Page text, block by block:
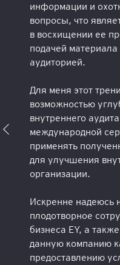
информации и
вопросы, что
в восхищении ее
подачей
аудиторией.
Для меня этот
возможностью
внутреннего
международной
применять
для улучшения
организации.
Искренне надеюсь
плодотворное
бизнеса EY, а
данную компанию
предоставлению